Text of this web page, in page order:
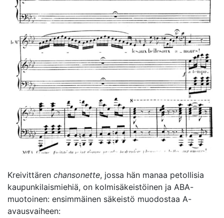
Kreivittären chansonette, jossa hän manaa petollisia
kaupunkilaismiehiä, on kolmisäkeistöinen ja ABA-
muotoinen: ensimmäinen säkeistö muodostaa A-
avausvaiheen: